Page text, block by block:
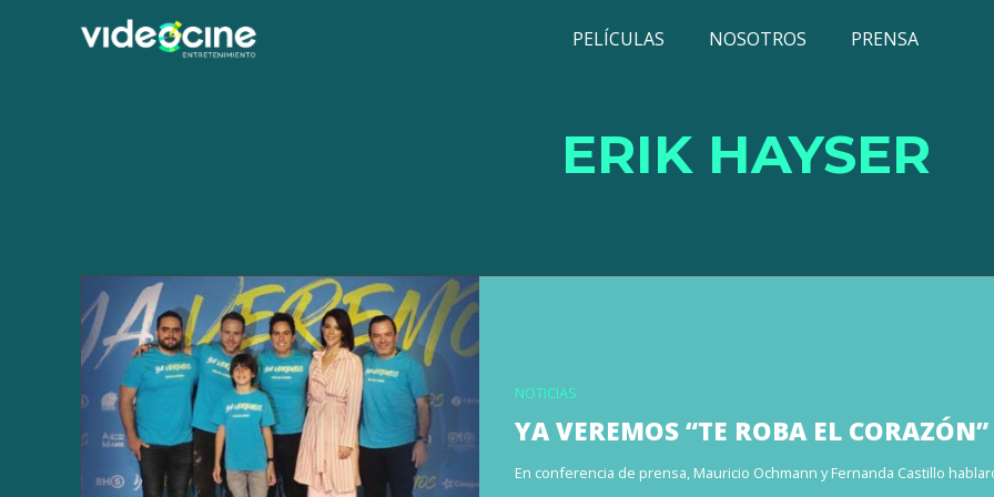
PELÍCULAS NOSOTROS PRENSA
ERIK HAYSER
NOTICIAS
YA VEREMOS “TE ROBA EL CORAZÓN”
En conferencia de prensa, Mauricio Ochmann y Fernanda Castillo